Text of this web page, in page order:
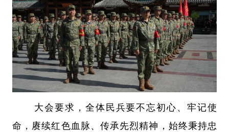
大会要求，全体民兵要不忘初心、牢记使
命，赓续红色血脉、传承先烈精神，始终秉持忠